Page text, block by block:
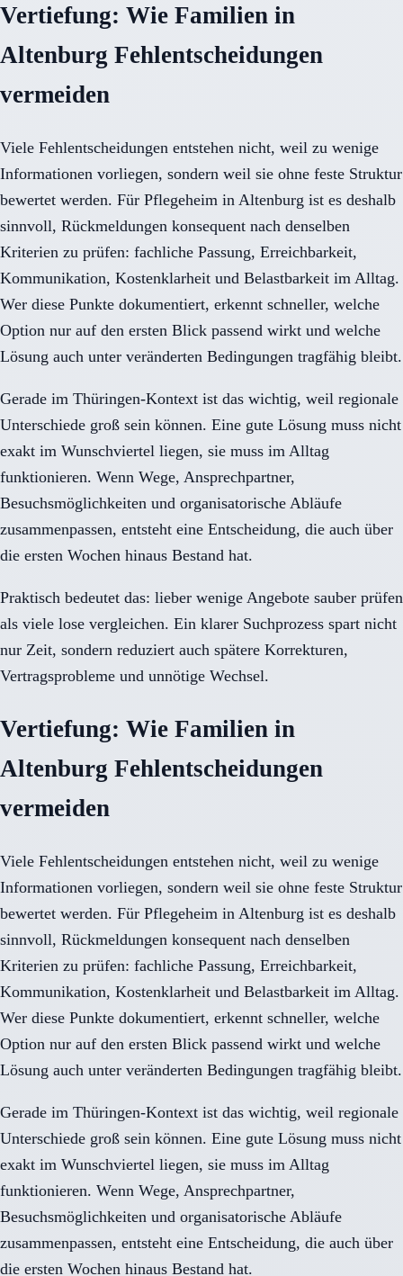
Vertiefung: Wie Familien in
Altenburg Fehlentscheidungen
vermeiden
Viele Fehlentscheidungen entstehen nicht, weil zu wenige
Informationen vorliegen, sondern weil sie ohne feste Struktur
bewertet werden. Für Pflegeheim in Altenburg ist es deshalb
sinnvoll, Rückmeldungen konsequent nach denselben
Kriterien zu prüfen: fachliche Passung, Erreichbarkeit,
Kommunikation, Kostenklarheit und Belastbarkeit im Alltag.
Wer diese Punkte dokumentiert, erkennt schneller, welche
Option nur auf den ersten Blick passend wirkt und welche
Lösung auch unter veränderten Bedingungen tragfähig bleibt.
Gerade im Thüringen-Kontext ist das wichtig, weil regionale
Unterschiede groß sein können. Eine gute Lösung muss nicht
exakt im Wunschviertel liegen, sie muss im Alltag
funktionieren. Wenn Wege, Ansprechpartner,
Besuchsmöglichkeiten und organisatorische Abläufe
zusammenpassen, entsteht eine Entscheidung, die auch über
die ersten Wochen hinaus Bestand hat.
Praktisch bedeutet das: lieber wenige Angebote sauber prüfen
als viele lose vergleichen. Ein klarer Suchprozess spart nicht
nur Zeit, sondern reduziert auch spätere Korrekturen,
Vertragsprobleme und unnötige Wechsel.
Vertiefung: Wie Familien in
Altenburg Fehlentscheidungen
vermeiden
Viele Fehlentscheidungen entstehen nicht, weil zu wenige
Informationen vorliegen, sondern weil sie ohne feste Struktur
bewertet werden. Für Pflegeheim in Altenburg ist es deshalb
sinnvoll, Rückmeldungen konsequent nach denselben
Kriterien zu prüfen: fachliche Passung, Erreichbarkeit,
Kommunikation, Kostenklarheit und Belastbarkeit im Alltag.
Wer diese Punkte dokumentiert, erkennt schneller, welche
Option nur auf den ersten Blick passend wirkt und welche
Lösung auch unter veränderten Bedingungen tragfähig bleibt.
Gerade im Thüringen-Kontext ist das wichtig, weil regionale
Unterschiede groß sein können. Eine gute Lösung muss nicht
exakt im Wunschviertel liegen, sie muss im Alltag
funktionieren. Wenn Wege, Ansprechpartner,
Besuchsmöglichkeiten und organisatorische Abläufe
zusammenpassen, entsteht eine Entscheidung, die auch über
die ersten Wochen hinaus Bestand hat.